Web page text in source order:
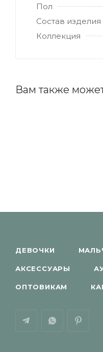
Пол
Состав изделия
Коллекция
Вам также
ДЕВОЧКИ
АКСЕССУАРЫ
ОПТОВИКАМ